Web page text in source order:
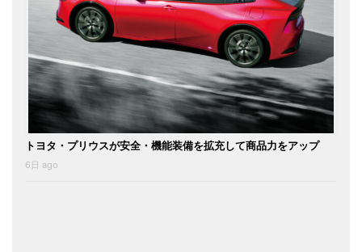
トヨタ・プリウスが安全・機能装備を拡充して商品力をアップ
6日 ago